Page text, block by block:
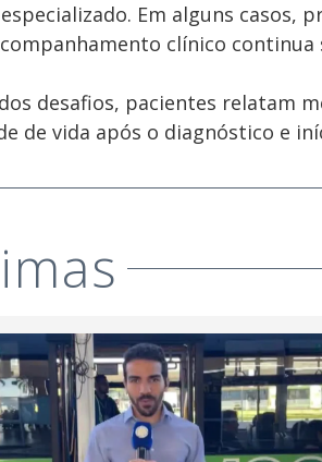
Em alguns casos,
clínico continua
desafios, pacientes relatam
de vida após o diagnóstico e